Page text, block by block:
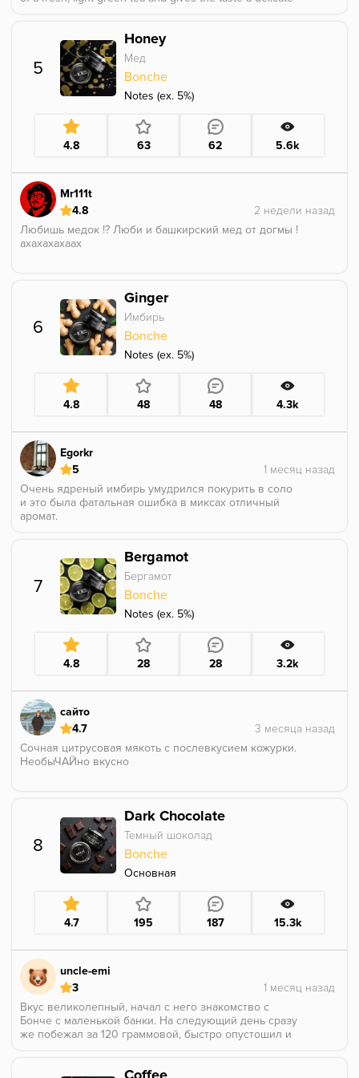
5
Honey
Мед
Bonche
Notes (ex. 5%)
4.8 63 62 5.6k
Mr111t
4.8
Любишь медок !? Люби и башкирский мед от догмы !
ахахахахаах
6
Ginger
Имбирь
Bonche
Notes (ex. 5%)
4.8 48 48 4.3k
Egorkr
5
Очень ядреный имбирь умудрился покурить в соло
и это была фатальная ошибка в миксах отличный
аромат.
7
Bergamot
Бергамот
Bonche
Notes (ex. 5%)
4.8 28 28 3.2k
сайто
4.7
Сочная цитрусовая мякоть с послевкусием кожурки.
НеобыЧАЙно вкусно
8
Dark Chocolate
Темный шоколад
Bonche
Основная
4.7 195 187 15.3k
uncle-emi
3
Вкус великолепный, начал с него знакомство с
Бонче с маленькой банки. На следующий день сразу
же побежал за 120 граммовой, быстро опустошил и